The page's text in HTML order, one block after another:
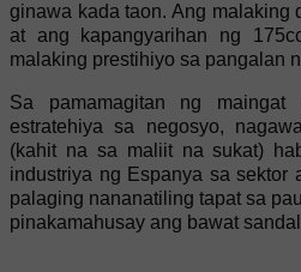
ginawa kada taon. Ang malaking
at ang kapangyarihan ng
malaking prestihiyo sa pangalan
Sa pamamagitan ng
estratehiya sa negosyo,
(kahit na sa maliit na sukat)
industriya ng Espanya sa sektor
palaging nananatiling tapat sa
pinakamahusay ang bawat